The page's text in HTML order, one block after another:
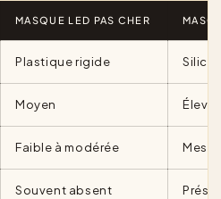
MASQUE LED PAS CHER
Plastique rigide
Moyen Élevé
Faible à modérée
Souvent absent